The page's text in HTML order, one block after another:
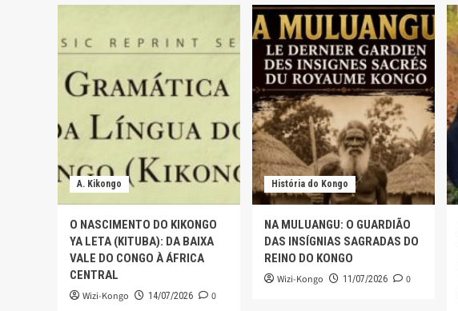
A. Kikongo
O NASCIMENTO DO KIKONGO
YA LETA (KITUBA): DA BAIXA
VALE DO CONGO À ÁFRICA
CENTRAL
Wizi-Kongo 14/07/2026 0
História do Kongo
NA MULUANGU: O GUARDIÃO
DAS INSÍGNIAS SAGRADAS DO
REINO DO KONGO
Wizi-Kongo 11/07/2026 0